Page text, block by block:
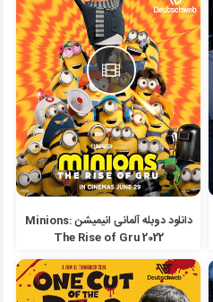
دانلود دوبله آلمانی انیمیشن Minions:
The Rise of Gru 2022